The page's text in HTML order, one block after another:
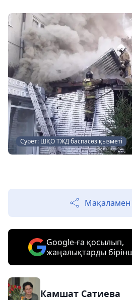
Сурет: ШҚО ТЖД баспасөз қызметі
Мақаламен
Google-ға қосылып,
жаңалықтарды
Камшат Сатиева